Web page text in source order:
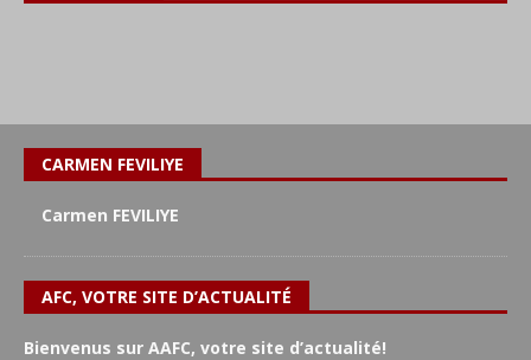
CARMEN FEVILIYE
Carmen FEVILIYE
AFC, VOTRE SITE D’ACTUALITÉ
Bienvenus sur AAFC, votre site d’actualité!